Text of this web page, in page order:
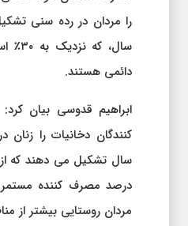
سال،
دائمی هستند.
ابراهیم قدوسی بیان
درصد مصرف کننده
مردان روستایی بیشتر از